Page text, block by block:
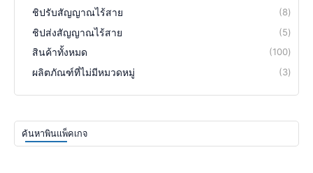
ชิปรับสัญญาณไร้สาย 8
ชิปส่งสัญญาณไร้สาย 5
สินค้าทั้งหมด 100
ผลิตภัณฑ์ที่ไม่มีหมวดหมู่ 3
ค้นหาพินแพ็คเกจ